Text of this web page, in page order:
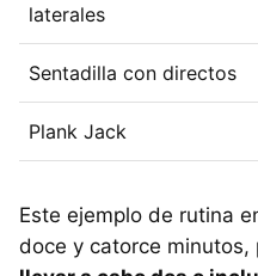
laterales
Sentadilla con directos
Plank Jack
Este ejemplo de rutina
doce y catorce minutos,